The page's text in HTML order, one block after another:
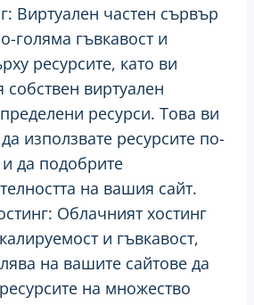
Виртуален частен сървър
голяма гъвкавост и
ресурсите, като ви
собствен виртуален
ресурси. Това ви
използвате ресурсите по-
да подобрите
на вашия сайт.
Облачният хостинг
и гъвкавост,
на вашите сайтове да
на множество